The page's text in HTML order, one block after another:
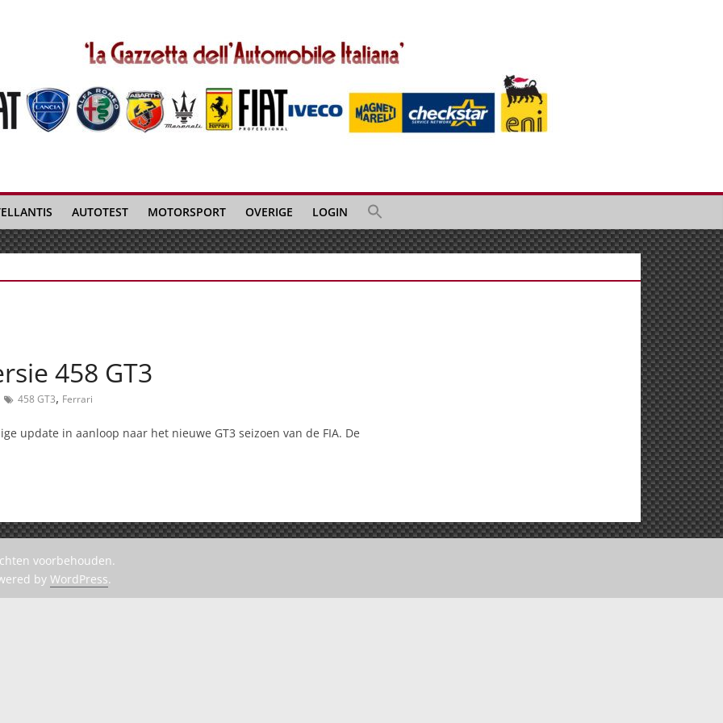
AUTOTEST MOTORSPORT OVERIGE LOGIN
458 GT3
458 GT3, Ferrari
update in aanloop naar het nieuwe GT3 seizoen van de FIA. De
voorbehouden.
by WordPress.